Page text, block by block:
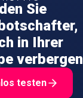
Sie
in Ihrer
verbergen
testen